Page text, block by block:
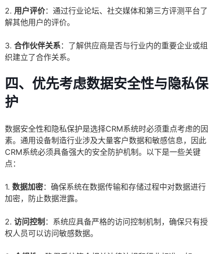
2. 用户评价：通过行业论坛、社交媒体和第三方评测平台了
解其他用户的评价。
3. 合作伙伴关系：了解供应商是否与行业内的重要企业或组
织建立了合作关系。
四、优先考虑数据安全性与隐私保
护
数据安全性和隐私保护是选择CRM系统时必须重点考虑的因
素。通用设备制造行业涉及大量客户数据和敏感信息，因此
CRM系统必须具备强大的安全防护机制。以下是一些关键
点：
1. 数据加密：确保系统在数据传输和存储过程中对数据进行
加密，防止数据泄露。
2. 访问控制 ：系统应具备严格的访问控制机制，确保只有授
权人员可以访问敏感数据。